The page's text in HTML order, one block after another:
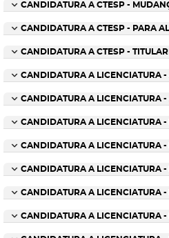
CANDIDATURA A CTESP -
CANDIDATURA A CTESP - PARA
CANDIDATURA A CTESP -
CANDIDATURA A LICENCIATURA -
CANDIDATURA A LICENCIATURA -
CANDIDATURA A LICENCIATURA
CANDIDATURA A LICENCIATURA
CANDIDATURA A LICENCIATURA
CANDIDATURA A LICENCIATURA
CANDIDATURA A LICENCIATURA